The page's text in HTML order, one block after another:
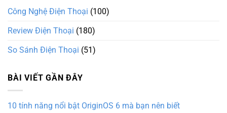
Công Nghệ Điện Thoại (100)
Review Điện Thoại (180)
So Sánh Điện Thoại (51)
BÀI VIẾT GẦN ĐÂY
10 tính năng nổi bật OriginOS 6 mà bạn nên biết